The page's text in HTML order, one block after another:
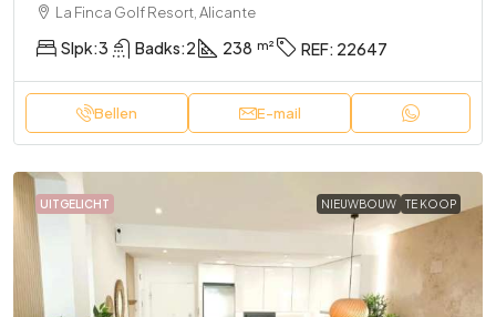
La Finca Golf Resort, Alicante
Slpk:3 Badks:2 238 REF: 22647
Bellen E-mail
UITGELICHT NIEUWBOUW TE KOOP